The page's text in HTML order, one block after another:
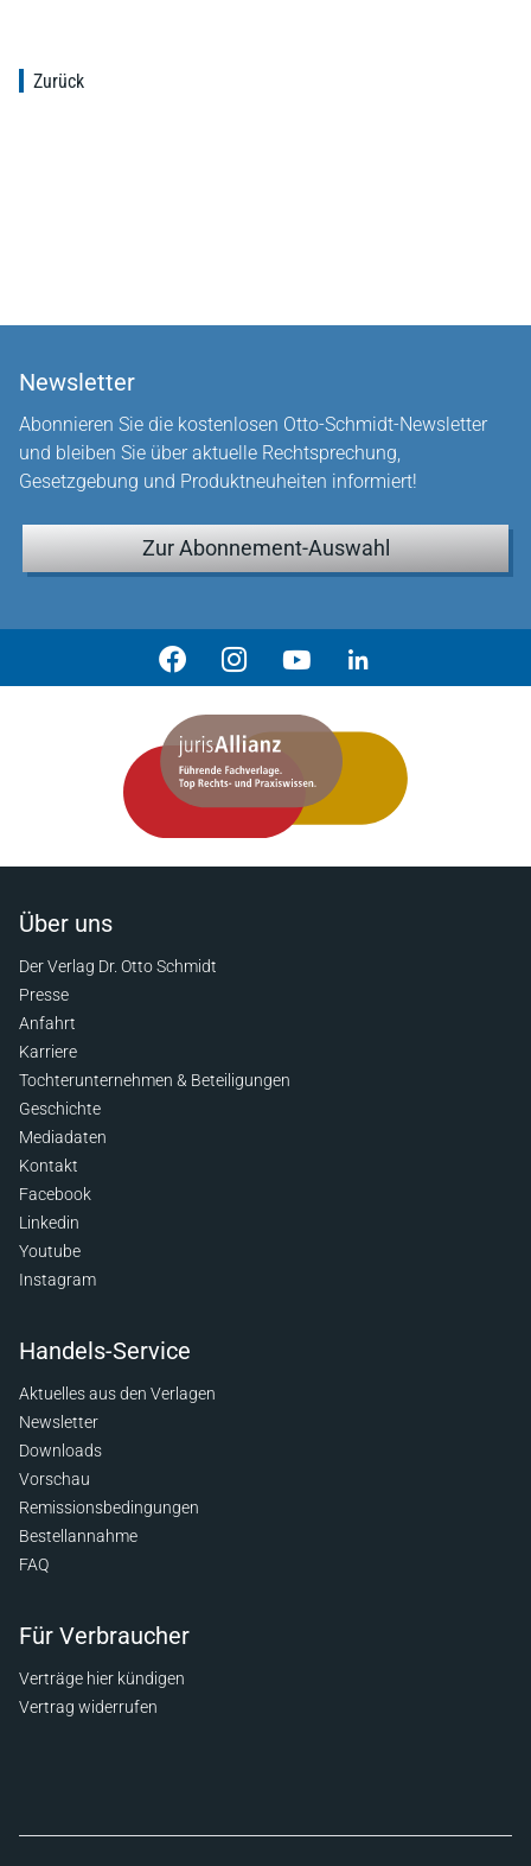
Zurück
Newsletter
Abonnieren Sie die kostenlosen Otto-Schmidt-Newsletter
und bleiben Sie über aktuelle Rechtsprechung,
Gesetzgebung und Produktneuheiten informiert!
Zur Abonnement-Auswahl
Über uns
Der Verlag Dr. Otto Schmidt
Presse
Anfahrt
Karriere
Tochterunternehmen & Beteiligungen
Geschichte
Mediadaten
Kontakt
Facebook
Linkedin
Youtube
Instagram
Handels-Service
Aktuelles aus den Verlagen
Newsletter
Downloads
Vorschau
Remissionsbedingungen
Bestellannahme
FAQ
Für Verbraucher
Verträge hier kündigen
Vertrag widerrufen